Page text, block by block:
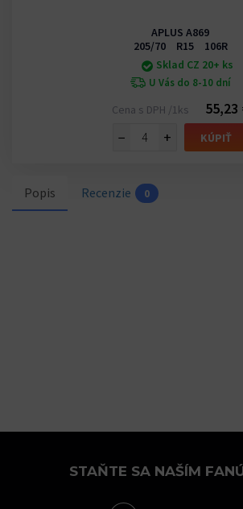
APLUS A869
205/70 R15 106R
Sklad CZ 20+ ks
U Vás do 8-10 dní
Cena s DPH /1ks
55,23
−
+ KÚPIŤ
Popis Recenzie 0
STAŇTE SA NAŠÍM